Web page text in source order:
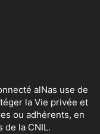
alNas use de
la Vie privée et
ou adhérents, en
de la CNIL.